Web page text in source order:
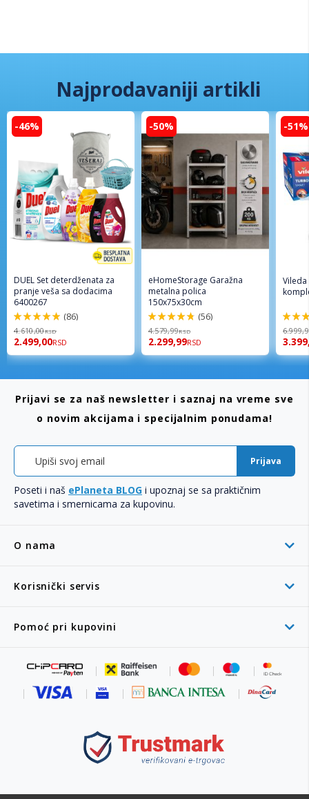
Najprodavaniji artikli
-46%
DUEL Set deterdženata za
pranje veša sa dodacima
6400267
98%
(86)
4.610,00RSD
2.499,00RSD
-50%
eHomeStorage Garažna
metalna polica
150x75x30cm
96%
(56)
4.579,99RSD
2.299,99RSD
-51%
92%
O nama
Korisnički servis
Pomoć pri kupovini
Prijavi se za naš newsletter i saznaj na vreme sve
o novim akcijama i specijalnim ponudama!
Prijava
Poseti i naš ePlaneta BLOG i upoznaj se sa praktičnim
savetima i smernicama za kupovinu.